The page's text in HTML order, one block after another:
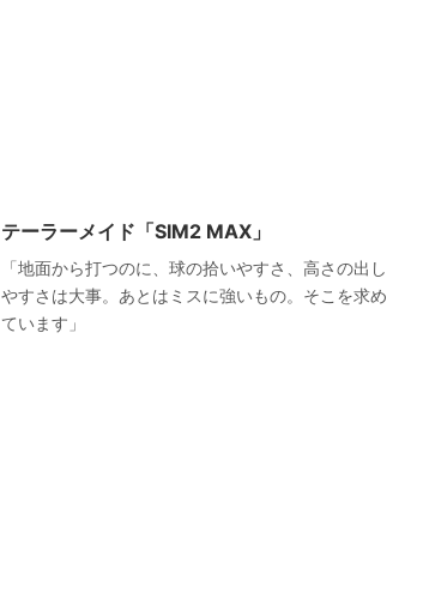
テーラーメイド「SIM2 MAX」
「地面から打つのに、球の拾いやすさ、高さの出し
やすさは大事。あとはミスに強いもの。そこを求め
ています」